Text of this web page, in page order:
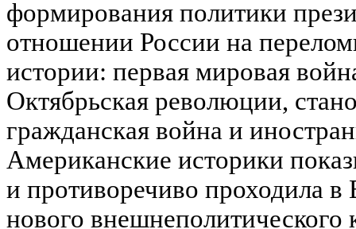
формирования политики
отношении России на
истории: первая мировая
Октябрьская революции,
гражданская война и
Американские историки
и противоречиво проходила в
нового внешнеполитического